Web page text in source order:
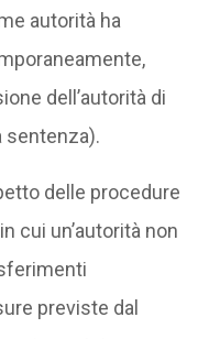
autorità ha
dell’autorità di
sentenza).
delle procedure
cui un’autorità non
previste dal